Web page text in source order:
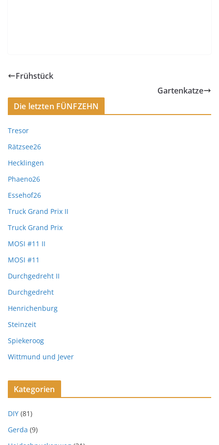
Frühstück
Gartenkatze
Die letzten FÜNFZEHN
Tresor
Rätzsee26
Hecklingen
Phaeno26
Essehof26
Truck Grand Prix II
Truck Grand Prix
MOSI #11 II
MOSI #11
Durchgedreht II
Durchgedreht
Henrichenburg
Steinzeit
Spiekeroog
Wittmund und Jever
Kategorien
DIY (81)
Gerda (9)